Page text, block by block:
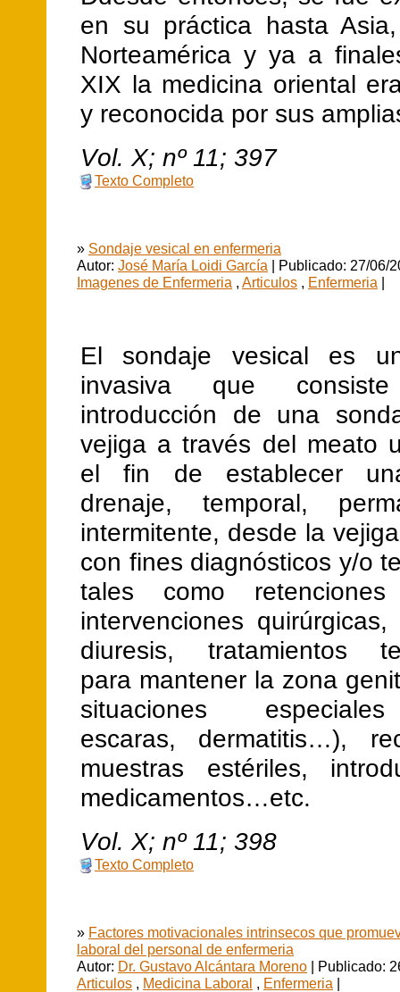
en su práctica hasta
Norteamérica y ya a
XIX la medicina oriental
y reconocida por sus
Vol. X; nº 11; 397
Texto Completo
» Sondaje vesical en enfermeria
Autor: José María Loidi García | Publicado: 27/06/
Imagenes de Enfermeria , Articulos , Enfermeria |
El sondaje vesical es
invasiva que
introducción de una
vejiga a través del meato
el fin de establecer
drenaje, temporal,
intermitente, desde la
con fines diagnósticos y/o
tales como retenciones
intervenciones
diuresis, tratamientos
para mantener la zona
situaciones
escaras, dermatitis…),
muestras estériles,
medicamentos…etc.
Vol. X; nº 11; 398
Texto Completo
» Factores motivacionales intrinsecos que
laboral del personal de enfermeria
Autor: Dr. Gustavo Alcántara Moreno | Publicado:
Articulos
Medicina Laboral Enfermeria |